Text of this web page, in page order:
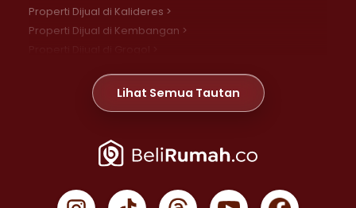
Properti Dijual di Kalideres >
Properti Dijual di Kembangan >
Properti Dijual di Meruya >
Properti Dijual di Jelambar >
Properti Dijual di Jakarta Pusat >
Properti Dijual di Gambir >
Lihat Semua Tautan